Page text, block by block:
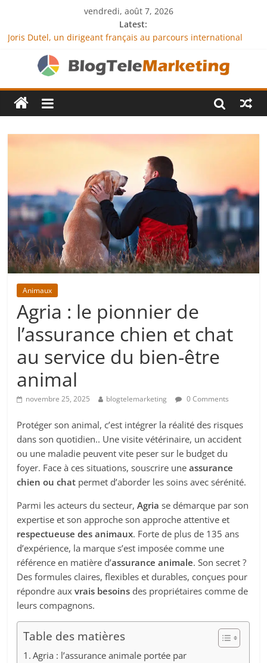
vendredi, août 7, 2026
Latest:
Joris Dutel, un dirigeant français au parcours international
Agria Assurance Animaux : comment l’entreprise se
démarque-t-elle de la concurrence ?
JCA Academy : l’excellence au service de l’indépendance
financière
Denis Bouclon : la diplomatie éducative comme moteur de
Next Terra International : des solutions logistiques au service
Animaux
Agria : le pionnier de
l’assurance chien et chat
au service du bien-être
animal
novembre 25, 2025 blogtelemarketing 0 Comments
Protéger son animal, c’est intégrer la réalité des risques
dans son quotidien.. Une visite vétérinaire, un accident
ou une maladie peuvent vite peser sur le budget du
foyer. Face à ces situations, souscrire uneassurance
chien ou chat permet d’aborder les soins avec sérénité.
Parmi les acteurs du secteur,Agria se démarque par son
expertise et son approche son approche attentive et
respectueuse des animaux. Forte de plus de 135 ans
d’expérience, la marque s’est imposée comme une
référence en matière d’assurance animale. Son secret ?
Des formules claires, flexibles et durables, conçues pour
répondre auxvrais besoins des propriétaires comme de
leurs compagnons.
Table des matières
Agria : l’assurance animale portée par